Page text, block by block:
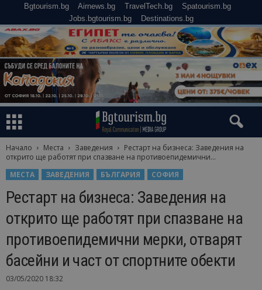
Bgtourism.bg Airnews.bg TravelTech.bg
Spatourism.bg
Jobs.bgtourism.bg
Destinations.bg
Начало Места Заведения
Рестарт на бизнеса: Заведения на
открито ще работят при спазване на противоепидемични...
МЕСТА
ЗАВЕДЕНИЯ БЪЛГАРИЯ СОФИЯ
Рестарт на бизнеса: Заведения на
открито ще работят при спазване на
противоепидемични мерки, отварят
басейни и част от спортните обекти
03/05/2020 18:32